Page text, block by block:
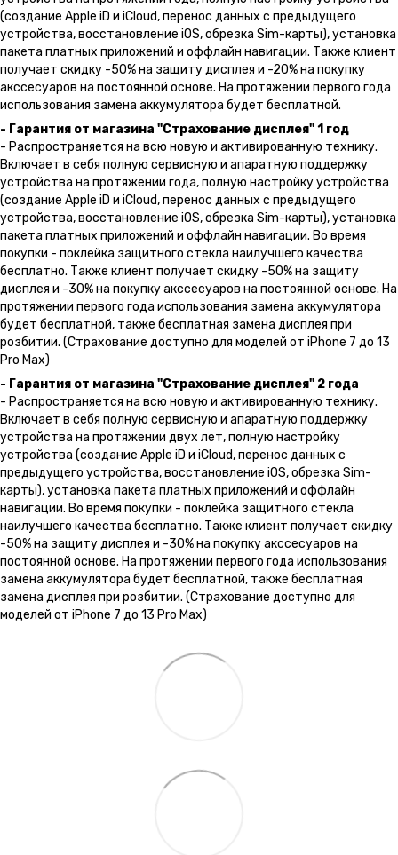
(создание Apple iD и iCloud, перенос данных с предыдущего
устройства, восстановление iOS, обрезка Sim-карты), установка
пакета платных приложений и оффлайн навигации. Также клиент
получает скидку -50% на защиту дисплея и -20% на покупку
акссесуаров на постоянной основе. На протяжении первого года
использования замена аккумулятора будет бесплатной.
- Гарантия от магазина "Страхование дисплея" 1 год
- Распространяется на всю новую и активированную технику.
Включает в себя полную сервисную и апаратную поддержку
устройства на протяжении года, полную настройку устройства
(создание Apple iD и iCloud, перенос данных с предыдущего
устройства, восстановление iOS, обрезка Sim-карты), установка
пакета платных приложений и оффлайн навигации. Во время
покупки - поклейка защитного стекла наилучшего качества
бесплатно. Также клиент получает скидку -50% на защиту
дисплея и -30% на покупку акссесуаров на постоянной основе. На
протяжении первого года использования замена аккумулятора
будет бесплатной, также бесплатная замена дисплея при
розбитии. (Страхование доступно для моделей от iPhone 7 до 13
Pro Max)
- Гарантия от магазина "Страхование дисплея" 2 года
- Распространяется на всю новую и активированную технику.
Включает в себя полную сервисную и апаратную поддержку
устройства на протяжении двух лет, полную настройку
устройства (создание Apple iD и iCloud, перенос данных с
предыдущего устройства, восстановление iOS, обрезка Sim-
карты), установка пакета платных приложений и оффлайн
навигации. Во время покупки - поклейка защитного стекла
наилучшего качества бесплатно. Также клиент получает скидку
-50% на защиту дисплея и -30% на покупку акссесуаров на
постоянной основе. На протяжении первого года использования
замена аккумулятора будет бесплатной, также бесплатная
замена дисплея при розбитии. (Страхование доступно для
моделей от iPhone 7 до 13 Pro Max)